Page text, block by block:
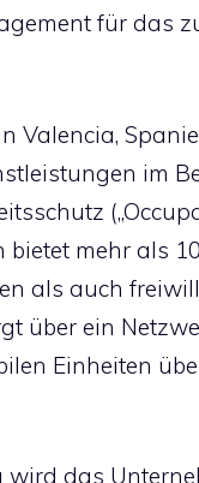
für das
Valencia,
im
bietet mehr als
als auch
über ein
Einheiten
das